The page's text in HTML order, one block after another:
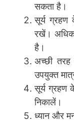
सकता है।
सूर्य ग्रहण
रखें। अधिक
है।
अच्छी तरह
उपयुक्त
सूर्य ग्रहण
निकालें।
ध्यान और